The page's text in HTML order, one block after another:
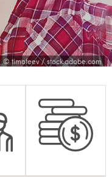
© timofeev / stock.adobe.com